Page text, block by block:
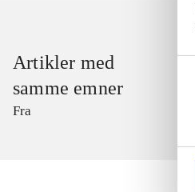
Artikler med
samme emner
Fra